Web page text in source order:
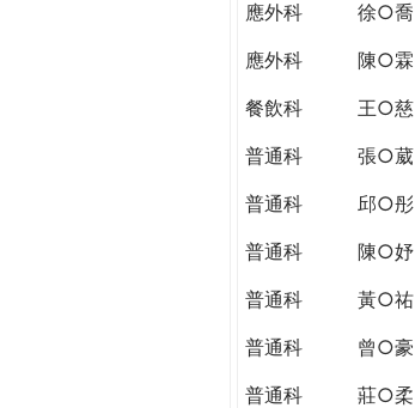
應外科
徐○喬
應外科
陳○霖
餐飲科
王○慈
普通科
張○葳
普通科
邱○彤
普通科
陳○妤
普通科
黃○祐
普通科
曾○豪
普通科
莊○柔